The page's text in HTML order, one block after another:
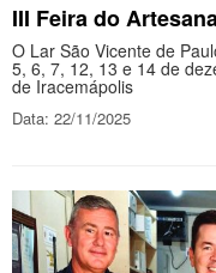
III Feira do
O Lar São Vicente de
5, 6, 7, 12, 13 e 14 de
de Iracemápolis
Data: 22/11/2025